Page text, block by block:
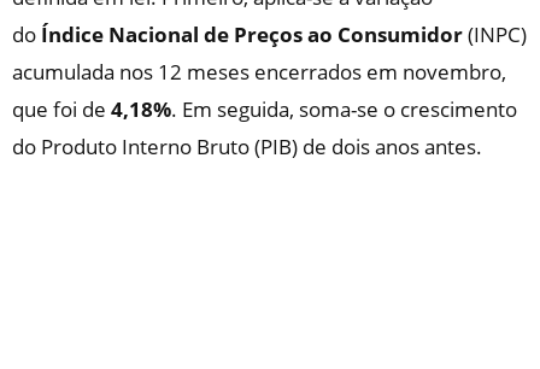
do Índice Nacional de Preços ao Consumidor(INPC)
acumulada nos 12 meses encerrados em novembro,
que foi de 4,18%. Em seguida, soma-se o crescimento
do Produto Interno Bruto (PIB) de dois anos antes.